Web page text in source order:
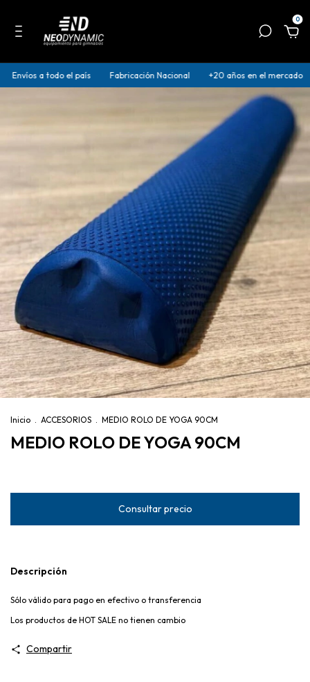
0
Envíos a todo el país Fabricación Nacional +20 años en el mercado
Inicio . ACCESORIOS . MEDIO ROLO DE YOGA 90CM
MEDIO ROLO DE YOGA 90CM
Descripción
Sólo válido para pago en efectivo o transferencia
Los productos de HOT SALE no tienen cambio
Compartir